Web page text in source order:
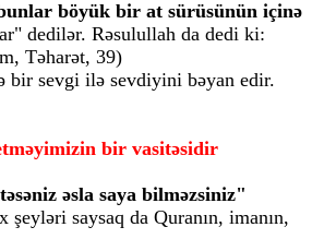
böyük bir at sürüsünün içinə
dedilər. Rəsulullah da dedi ki:
Təharət, 39)
bir sevgi ilə sevdiyini bəyan edir.
bir vasitəsidir
əsla saya bilməzsiniz"
saysaq da Quranın, imanın,